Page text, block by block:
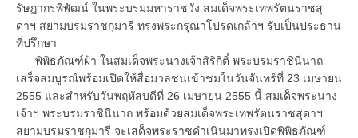
รัษฎากรพิพัฒน์ ในพระบรมมหาราชวัง สมเด็จพระเทพรัตนราชสุ
ดาฯ สยามบรมราชกุมารี ทรงพระกรุณาโปรดเกล้าฯ รับเป็นประธาน
ที่ปรึกษา
พิพิธภัณฑ์ผ้า ในสมเด็จพระนางเจ้าสิริกิติ์ พระบรมราชินีนาถ
เสร็จสมบูรณ์พร้อมเปิดให้สื่อมวลชนเข้าชมในวันจันทร์ที่ 23 เมษายน
2555 และสำหรับวันพฤหัสบดีที่ 26 เมษายน 2555 นี้ สมเด็จพระนาง
เจ้าฯ พระบรมราชินีนาถ พร้อมด้วยสมเด็จพระเทพรัตนราชสุดาฯ
สยามบรมราชกุมารี จะเสด็จพระราชดำเนินมาทรงเปิดพิพิธภัณฑ์